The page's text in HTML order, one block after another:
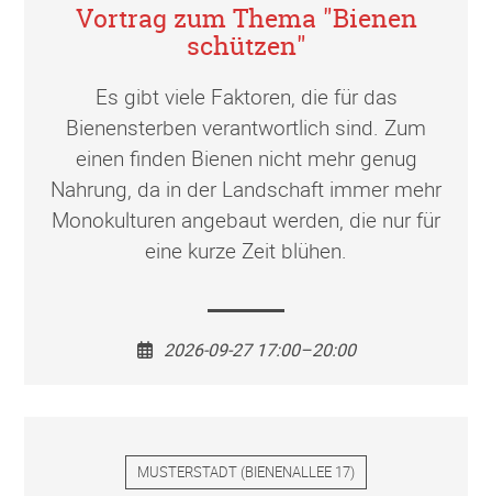
Vortrag zum Thema "Bienen
schützen"
Es gibt viele Faktoren, die für das
Bienensterben verantwortlich sind. Zum
einen finden Bienen nicht mehr genug
Nahrung, da in der Landschaft immer mehr
Monokulturen angebaut werden, die nur für
eine kurze Zeit blühen.
2026-09-27 17:00–20:00
MUSTERSTADT (BIENENALLEE 17)